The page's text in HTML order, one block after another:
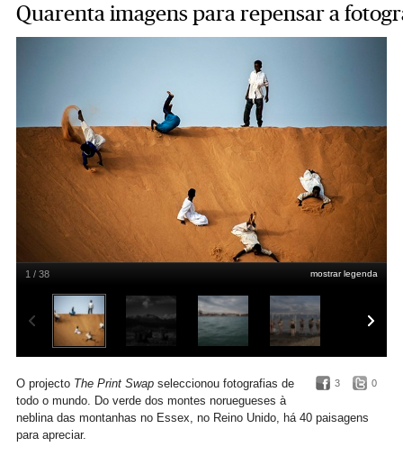
Quarenta imagens para repensar a
mostrar legenda
1 / 38
3 0
O projecto The Print Swapseleccionou fotografias de
todo o mundo. Do verde dos montes noruegueses à
neblina das montanhas no Essex, no Reino Unido, há 40 paisagens
para apreciar.